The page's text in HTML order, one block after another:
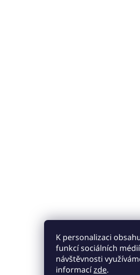
K personalizaci
funkcí sociálních
návštěvnosti
informacízde.